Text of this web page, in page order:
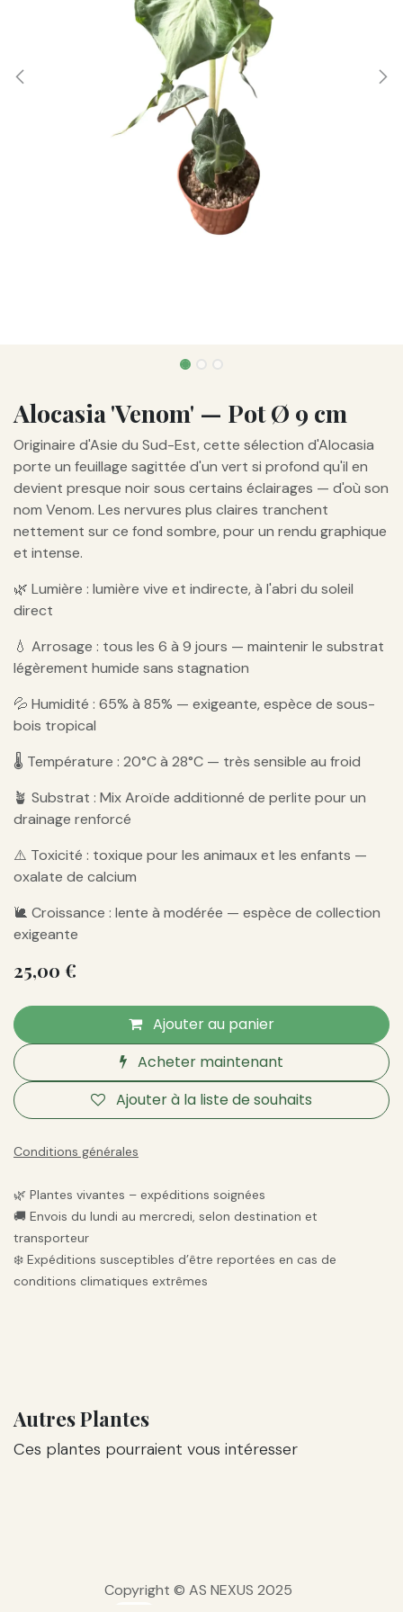
Alocasia 'Venom' — Pot Ø 9 cm
Originaire d'Asie du Sud-Est, cette sélection d'Alocasia
porte un feuillage sagittée d'un vert si profond qu'il en
devient presque noir sous certains éclairages — d'où son
nom Venom. Les nervures plus claires tranchent
nettement sur ce fond sombre, pour un rendu graphique
et intense.
🌿 Lumière : lumière vive et indirecte, à l'abri du soleil
direct
💧 Arrosage : tous les 6 à 9 jours — maintenir le substrat
légèrement humide sans stagnation
💦 Humidité : 65% à 85% — exigeante, espèce de sous-
bois tropical
🌡️ Température : 20°C à 28°C — très sensible au froid
🪴 Substrat : Mix Aroïde additionné de perlite pour un
drainage renforcé
⚠️ Toxicité : toxique pour les animaux et les enfants —
oxalate de calcium
🐌 Croissance : lente à modérée — espèce de collection
exigeante
25,00 €
Ajouter au panier
Acheter maintenant
Ajouter à la liste de souhaits
Conditions générales
🌿 Plantes vivantes – expéditions soignées
🚚 Envois du lundi au mercredi, selon destination et
transporteur
❄️ Expéditions susceptibles d’être reportées en cas de
conditions climatiques extrêmes
Autres Plantes
Ces plantes pourraient vous intéresser
Copyright © AS NEXUS 2025